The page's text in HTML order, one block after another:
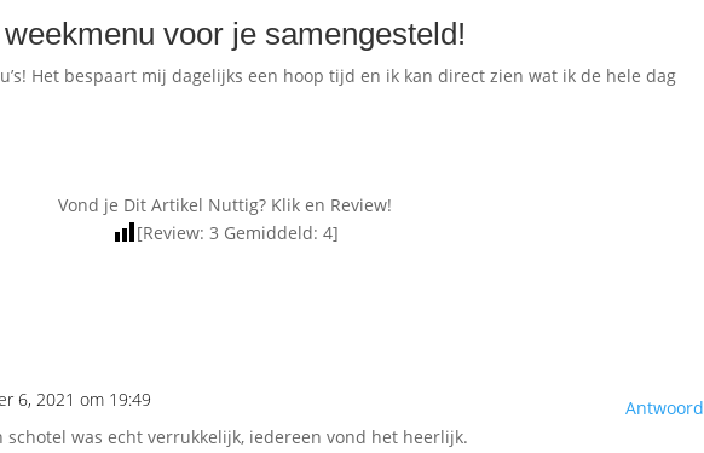
voor je samengesteld!
Het bespaart mij dagelijks een hoop tijd en ik kan direct zien wat ik de hele dag
Vond je Dit Artikel Nuttig? Klik en Review!
[Review: 3 Gemiddeld: 4]
6, 2021 om 19:49
schotel was echt verrukkelijk, iedereen vond het heerlijk.
Antwoord